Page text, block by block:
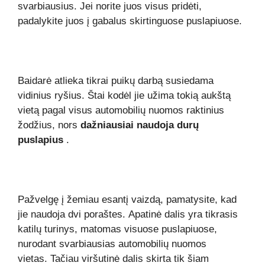
svarbiausius. Jei norite juos visus pridėti,
padalykite juos į gabalus skirtinguose puslapiuose.
Baidarė atlieka tikrai puikų darbą susiedama
vidinius ryšius. Štai kodėl jie užima tokią aukštą
vietą pagal visus automobilių nuomos raktinius
žodžius, nors dažniausiai naudoja durų
puslapius .
Pažvelgę ​​į žemiau esantį vaizdą, pamatysite, kad
jie naudoja dvi poraštes. Apatinė dalis yra tikrasis
katilų turinys, matomas visuose puslapiuose,
nurodant svarbiausias automobilių nuomos
vietas. Tačiau viršutinė dalis skirta tik šiam